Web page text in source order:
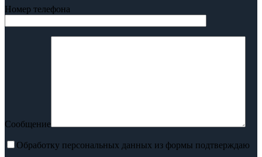
Номер телефона
Сообщение
Обработку персональных данных из формы подтверждаю